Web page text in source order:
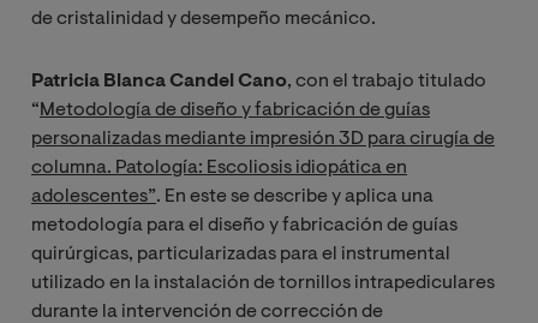
de cristalinidad y desempeño mecánico.
Patricia BlancaCandel Cano, con el trabajo titulado
“Metodología de diseño y fabricación de guías
personalizadas mediante impresión 3D para cirugía de
columna. Patología: Escoliosis idiopática en
adolescentes”. En este se describe y aplica una
metodología para el diseño y fabricación de guías
quirúrgicas, particularizadas para el instrumental
utilizado en la instalación de tornillos intrapediculares
durante la intervención de corrección de